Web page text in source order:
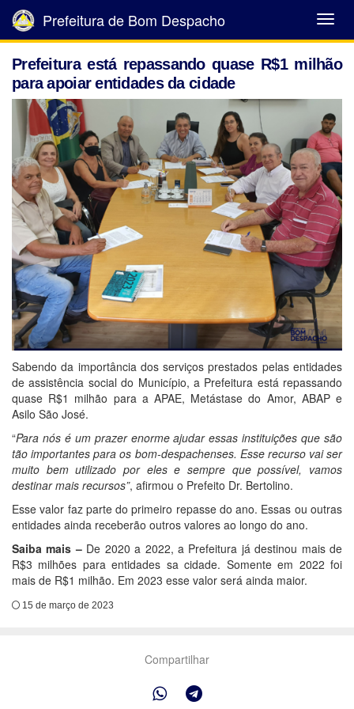
Abrir
Menu
Prefeitura de Bom Despacho
Prefeitura está repassando quase R$1 milhão
para apoiar entidades da cidade
Sabendo da importância dos serviços prestados pelas entidades
de assistência social do Município, a Prefeitura está repassando
quase R$1 milhão para a APAE, Metástase do Amor, ABAP e
Asilo São José.
“Para nós é um prazer enorme ajudar essas instituições que são
tão importantes para os bom-despachenses. Esse recurso vai ser
muito bem utilizado por eles e sempre que possível, vamos
destinar mais recursos”, afirmou o Prefeito Dr. Bertolino.
Esse valor faz parte do primeiro repasse do ano. Essas ou outras
entidades ainda receberão outros valores ao longo do ano.
Saiba mais –De 2020 a 2022, a Prefeitura já destinou mais de
R$3 milhões para entidades sa cidade. Somente em 2022 foi
mais de R$1 milhão. Em 2023 esse valor será ainda maior.
15 de março de 2023
Compartilhar